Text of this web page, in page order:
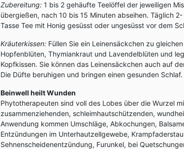
Zubereitung: 1 bis 2 gehäufte Teelöffel der jeweiligen
übergießen, nach 10 bis 15 Minuten abseihen. Täglich
Tasse Tee mit Honig gesüsst oder ungesüsst vor dem
Kräuterkissen: Füllen Sie ein Leinensäckchen zu
Hopfenblüten, Thymiankraut und Lavendelblüten und
Kopfkissen. Sie können das Leinensäckchen auch auf
Die Düfte beruhigen und bringen einen gesunden Schlaf.
Beinwell heilt Wunden
Phytotherapeuten sind voll des Lobes über die Wurzel
zusammenziehenden, schleimhautschützenden,
Anwendung kommen Umschläge, Abkochungen,
Entzündungen im Unterhautzellgewebe,
Sehnenscheidenentzündung, Furunkel, bei